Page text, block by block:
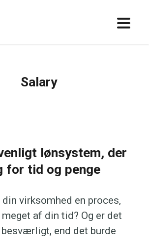
Salary
lønsystem, der
for tid og penge
virksomhed en proces,
af din tid? Og er det
end det burde